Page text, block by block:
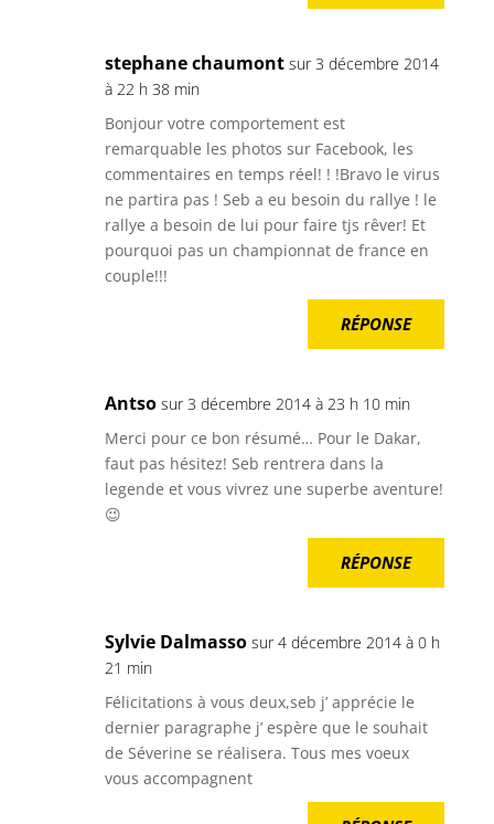
stephane chaumont sur 3 décembre 2014
à 22 h 38 min
Bonjour votre comportement est
remarquable les photos sur Facebook, les
commentaires en temps réel! ! !Bravo le virus
ne partira pas ! Seb a eu besoin du rallye ! le
rallye a besoin de lui pour faire tjs rêver! Et
pourquoi pas un championnat de france en
couple!!!
RÉPONSE
Antso sur 3 décembre 2014 à 23 h 10 min
Merci pour ce bon résumé… Pour le Dakar,
faut pas hésitez! Seb rentrera dans la
legende et vous vivrez une superbe aventure!
😉
RÉPONSE
Sylvie Dalmasso sur 4 décembre 2014 à 0 h
21 min
Félicitations à vous deux,seb j’ apprécie le
dernier paragraphe j’ espère que le souhait
de Séverine se réalisera. Tous mes voeux
vous accompagnent